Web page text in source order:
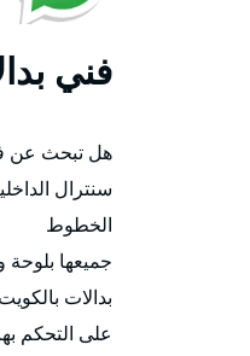
فني
هل تبحث عن
سنترال
الخطوط
جميعها
بدالات
على التحكم